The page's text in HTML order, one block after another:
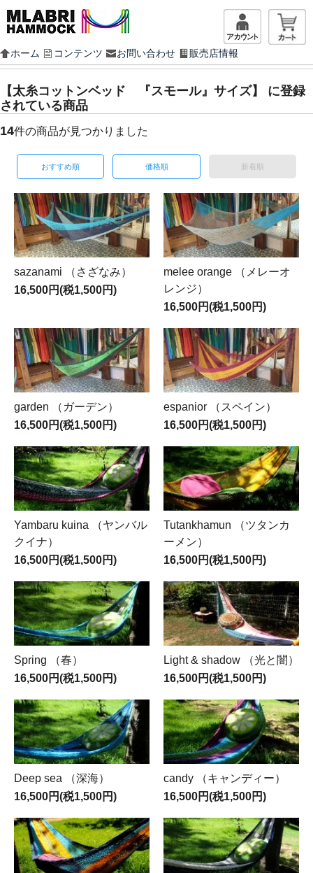
マイアカ
ホーム コンテンツ お問い合わせ 販売店情報
【太糸コットンベッド 『スモール』サイズ】 に登録
されている商品
14件の商品が見つかりました
おすすめ順 価格順 新着順
sazanami （さざなみ）
16,500円(税1,500円)
melee orange （メレーオ
レンジ）
16,500円(税1,500円)
garden （ガーデン）
16,500円(税1,500円)
espanior （スペイン）
16,500円(税1,500円)
Yambaru kuina （ヤンバル
クイナ）
16,500円(税1,500円)
Tutankhamun （ツタンカ
ーメン）
16,500円(税1,500円)
Spring （春）
16,500円(税1,500円)
Light & shadow （光と闇）
16,500円(税1,500円)
Deep sea （深海）
16,500円(税1,500円)
candy （キャンディー）
16,500円(税1,500円)